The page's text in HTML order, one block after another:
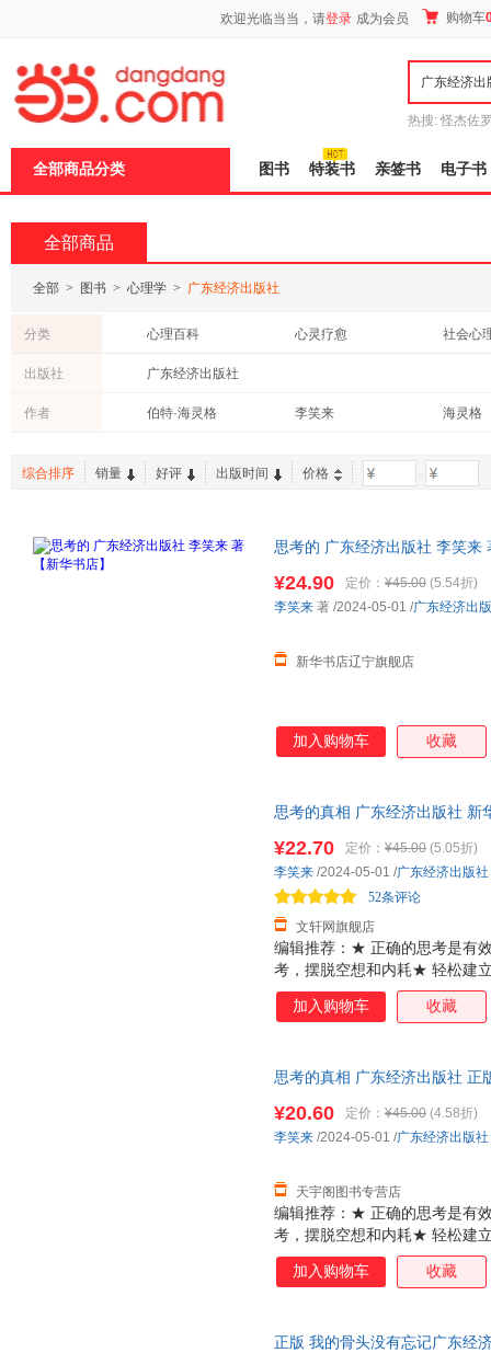
欢迎光临当当，请登录 成为会员 购物车
热搜: 怪杰佐
全部商品分类 图书 特装书 亲签书 电子书
全部商品
全部 > 图书 > 心理学 > 广东经济出版社
分类 心理百科 心灵疗愈
社会心
心理咨询与治疗
出版社 广东经济出版社
作者 伯特·海灵格 李笑来
海灵格
叶檀
弗洛伊德
综合排序 销量 好评 出版时间 价格 -
思考的 广东经济出版社 李笑来
¥24.90 定价： ¥45.00 (5.54折)
新华书店辽宁旗舰店
李笑来 著 /2024-05-01 /广东经济出
加入购物车 收藏
思考的真相 广东经济出版社 新
编辑推荐：★ 正确的思考是有
考，摆脱空想和内耗★ 轻松建
变得简单★ “无论生活的哪一方
流、对孩子的教育，都依赖正
¥22.70 定价： ¥45.00 (5.05折)
文轩网旗舰店
52条评论
李笑来 /2024-05-01 /广东经济出版社
加入购物车 收藏
思考的真相 广东经济出版社 正
编辑推荐：★ 正确的思考是有
考，摆脱空想和内耗★ 轻松建
变得简单★ “无论生活的哪一方
流、对孩子的教育，都依赖正
¥20.60 定价： ¥45.00 (4.58折)
天宇阁图书专营店
李笑来 /2024-05-01 /广东经济出版社
加入购物车 收藏
正版 我的骨头没有忘记广东经
页
加